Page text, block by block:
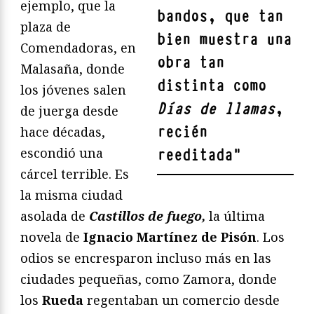
bandos, que tan
bien muestra una
obra tan
distinta como
Días de llamas,
recién
reeditada"
ejemplo, que la
plaza de
Comendadoras, en
Malasaña, donde
los jóvenes salen
de juerga desde
hace décadas,
escondió una
cárcel terrible. Es
la misma ciudad
asolada de Castillos de fuego, la última
novela de Ignacio Martínez de Pisón. Los
odios se encresparon incluso más en las
ciudades pequeñas, como Zamora, donde
los Rueda regentaban un comercio desde